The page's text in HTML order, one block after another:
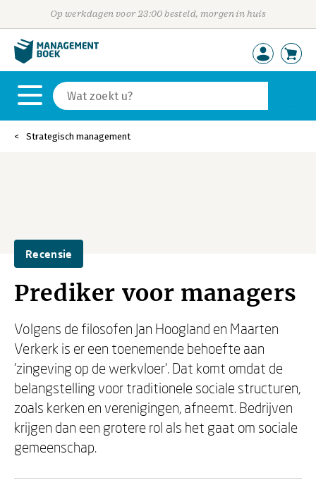
Op werkdagen voor 23:00 besteld, morgen in huis
Strategisch management
Recensie
Prediker voor managers
Volgens de filosofen Jan Hoogland en Maarten
Verkerk is er een toenemende behoefte aan
'zingeving op de werkvloer'. Dat komt omdat de
belangstelling voor traditionele sociale structuren,
zoals kerken en verenigingen, afneemt. Bedrijven
krijgen dan een grotere rol als het gaat om sociale
gemeenschap.